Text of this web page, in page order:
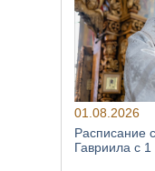
01.08.2026
Расписание
Гавриила с 1